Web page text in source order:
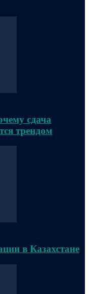
сдача
трендом
в Казахстане